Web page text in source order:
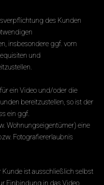
des Kunden
insbesondere ggf. vom
und
ein Video und/oder die
bereitzustellen, so ist der
ein ggf.
Wohnungseigentümer) eine
Fotografiererlaubnis
Kunde ist ausschließlich selbst